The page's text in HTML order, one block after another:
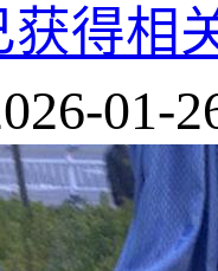
得相
01-